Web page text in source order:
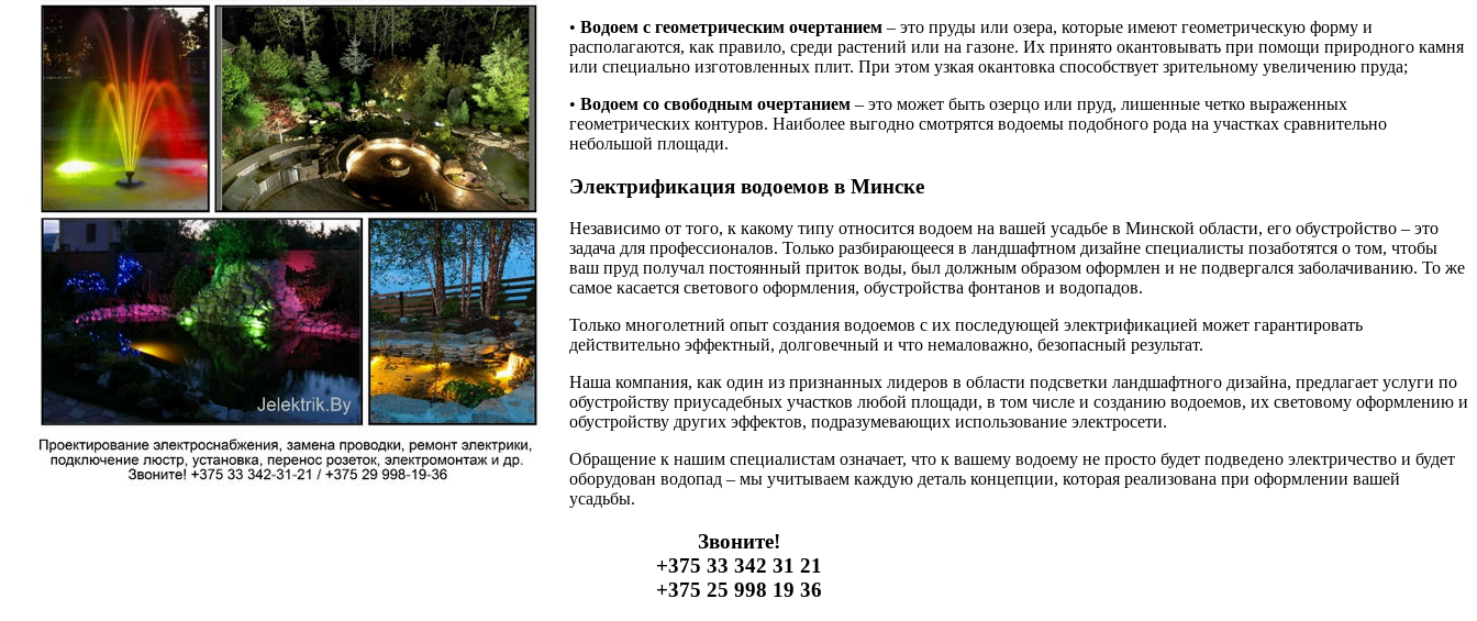
• Водоем с геометрическим очертанием – это пруды или озера, которые имеют геометрическую форму и
располагаются, как правило, среди растений или на газоне. Их принято окантовывать при помощи природного камня
или специально изготовленных плит. При этом узкая окантовка способствует зрительному увеличению пруда;
• Водоем со свободным очертанием – это может быть озерцо или пруд, лишенные четко выраженных
геометрических контуров. Наиболее выгодно смотрятся водоемы подобного рода на участках сравнительно
небольшой площади.
Электрификация водоемов в Минске
Независимо от того, к какому типу относится водоем на вашей усадьбе в Минской области, его обустройство – это
задача для профессионалов. Только разбирающееся в ландшафтном дизайне специалисты позаботятся о том, чтобы
ваш пруд получал постоянный приток воды, был должным образом оформлен и не подвергался заболачиванию. То же
самое касается светового оформления, обустройства фонтанов и водопадов.
Только многолетний опыт создания водоемов с их последующей электрификацией может гарантировать
действительно эффектный, долговечный и что немаловажно, безопасный результат.
Наша компания, как один из признанных лидеров в области подсветки ландшафтного дизайна, предлагает услуги по
обустройству приусадебных участков любой площади, в том числе и созданию водоемов, их световому оформлению и
обустройству других эффектов, подразумевающих использование электросети.
Обращение к нашим специалистам означает, что к вашему водоему не просто будет подведено электричество и будет
оборудован водопад – мы учитываем каждую деталь концепции, которая реализована при оформлении вашей
усадьбы.
Звоните!
+375 33 342 31 21
+375 25 998 19 36